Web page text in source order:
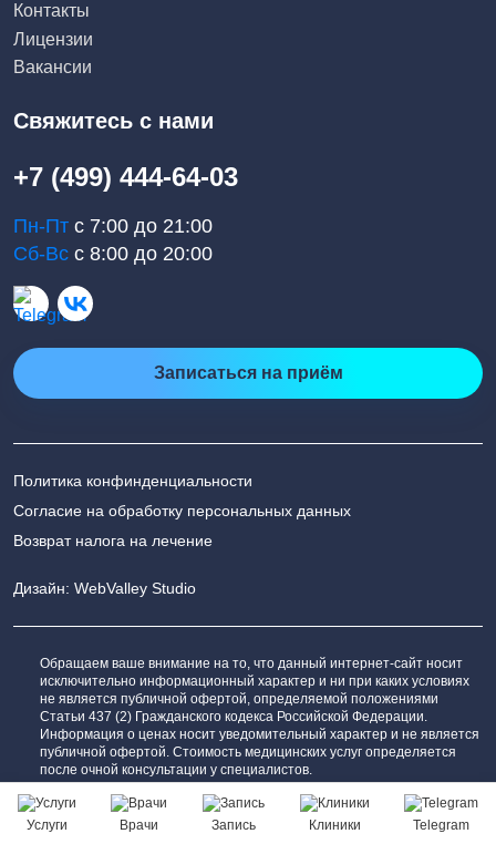
Контакты
Лицензии
Вакансии
Свяжитесь с нами
+7 (499) 444-64-03
Пн-Пт с 7:00 до 21:00
Сб-Вс с 8:00 до 20:00
Записаться на приём
Дизайн: WebValley Studio
Политика конфинденциальности
Согласие на обработку персональных данных
Возврат налога на лечение
Обращаем ваше внимание на то, что данный интернет-сайт носит
исключительно информационный характер и ни при каких условиях
не является публичной офертой, определяемой положениями
Статьи 437 (2) Гражданского кодекса Российской Федерации.
Информация о ценах носит уведомительный характер и не является
публичной офертой. Стоимость медицинских услуг определяется
после очной консультации у специалистов.
Сообщить об ошибке
Услуги Врачи Запись Клиники Telegram